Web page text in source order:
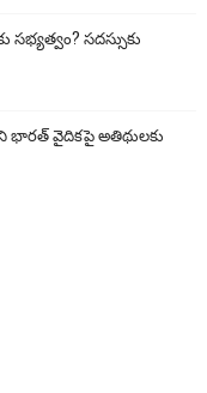
సభ్యత్వం? సదస్సుకు
భారత్ వైదికపై అతిథులకు